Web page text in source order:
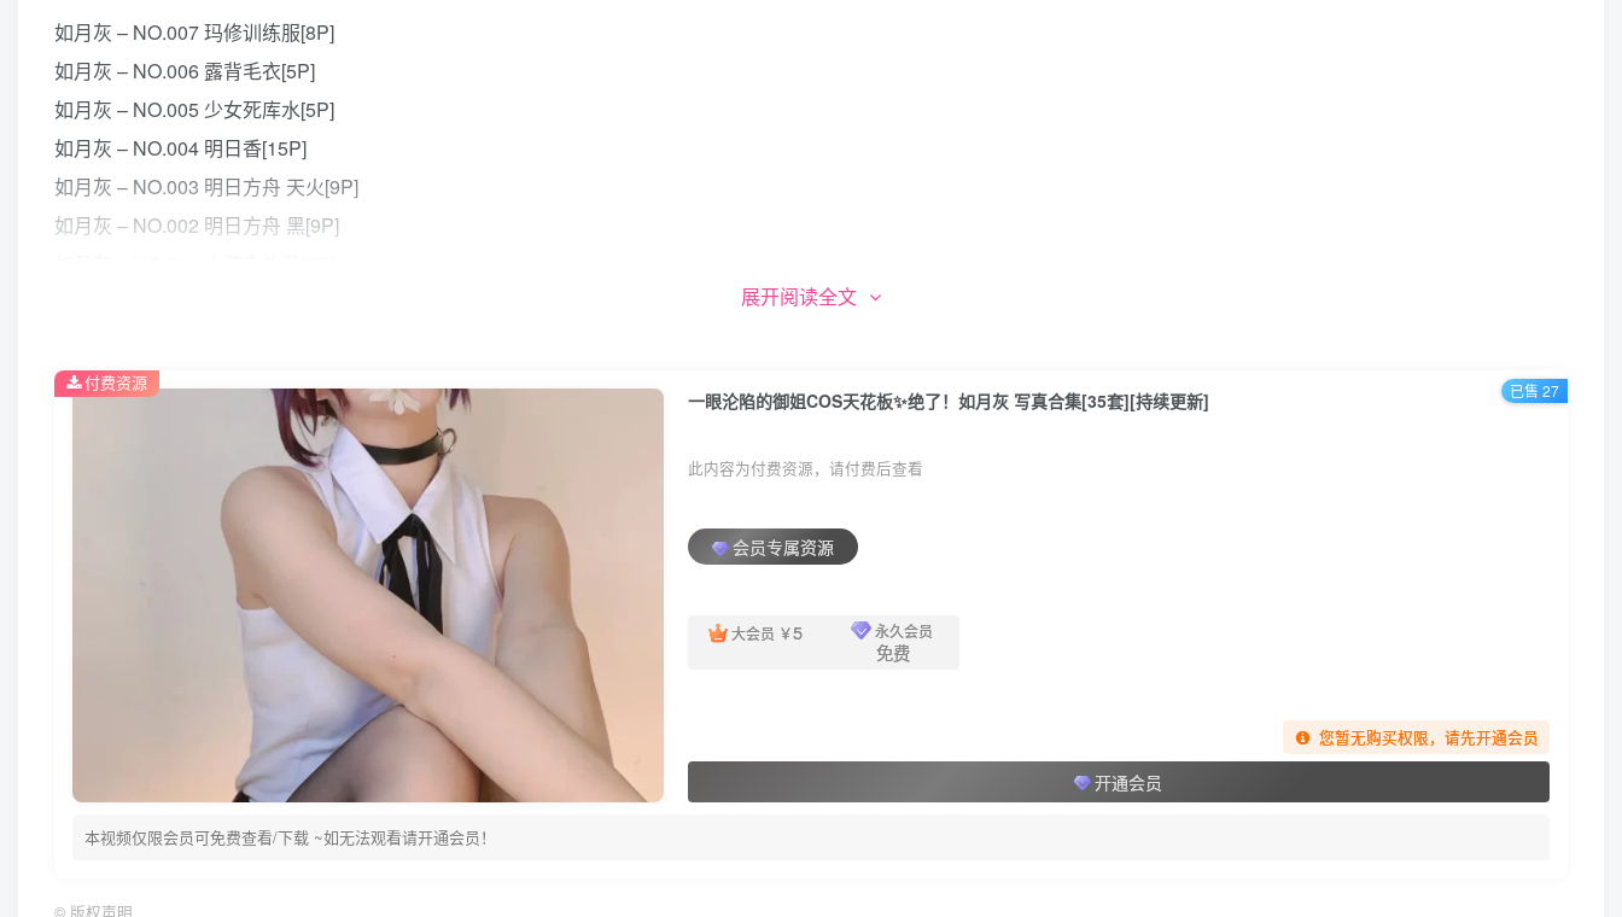
如月灰 – NO.007 玛修训练服[8P]
如月灰 – NO.006 露背毛衣[5P]
如月灰 – NO.005 少女死库水[5P]
如月灰 – NO.004 明日香[15P]
如月灰 – NO.003 明日方舟 天火[9P]
如月灰 – NO.002 明日方舟 黑[9P]
展开阅读全文
一眼沦陷的御姐COS天花板✨绝了！如月灰 写真合集[35套][持续更新]
此内容为付费资源，请付费后查看
会员专属资源
大会员 ￥5 永久会员
免费
您暂无购买权限，请先开通会员
开通会员
本视频仅限会员可免费查看/下载 ~如无法观看请开通会员！
付费资源 已售 27
© 版权声明